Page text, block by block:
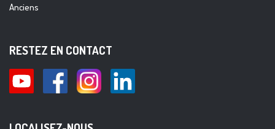
Anciens
RESTEZ EN CONTACT